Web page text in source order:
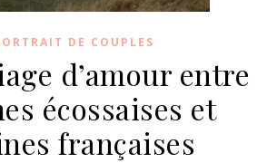
DE COUPLES
d’amour entre
écossaises et
françaises